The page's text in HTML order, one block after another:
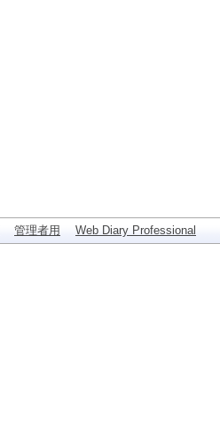
管理者用 Web Diary Professional